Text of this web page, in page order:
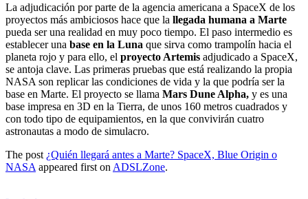
La adjudicación por parte de la agencia americana a SpaceX de los
proyectos más ambiciosos hace que la llegada humana a Marte
pueda ser una realidad en muy poco tiempo. El paso intermedio es
establecer una base en la Luna que sirva como trampolín hacia el
planeta rojo y para ello, el proyecto Artemis adjudicado a SpaceX,
se antoja clave. Las primeras pruebas que está realizando la propia
NASA son replicar las condiciones de vida y la que podría ser la
base en Marte. El proyecto se llama Mars Dune Alpha, y es una
base impresa en 3D en la Tierra, de unos 160 metros cuadrados y
con todo tipo de equipamientos, en la que convivirán cuatro
astronautas a modo de simulacro.
The post ¿Quién llegará antes a Marte? SpaceX, Blue Origin o
NASA appeared first on ADSLZone.